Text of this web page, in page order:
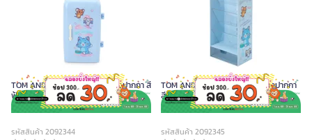
TOM AND JERRY GOKKO กล่องปากกา สี
ฟ้า
รหัสสินค้า 2092344
TOM AND JERRY GOKKO ชั้นวางปากกา
สีฟ้า
รหัสสินค้า 2092345